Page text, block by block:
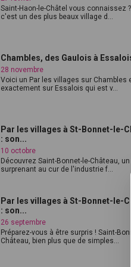
Saint-Haon-le-Châtel vous connaissez
c'est un des plus beaux village d...
Chambles, des Gaulois à
28 novembre
Voici un Par les villages sur Chambles
exactement sur Essalois qui est v...
Par les villages à St-Bonnet-le-
: son...
10 octobre
Découvrez Saint-Bonnet-le-Château,
surprenant au cur de l'industrie f...
Par les villages à St-Bonnet-le-
: son...
26 septembre
Préparez-vous à être surpris ! Saint-
Château, bien plus que de simples...